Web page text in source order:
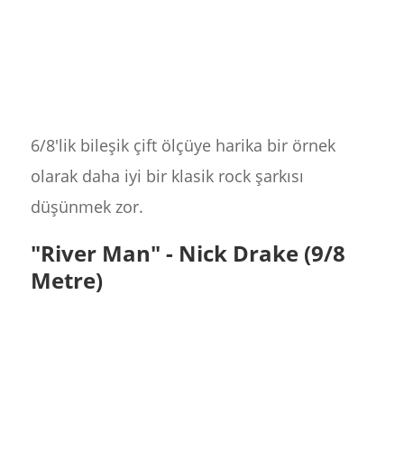
6/8'lik bileşik çift ölçüye harika bir örnek
olarak daha iyi bir klasik rock şarkısı
düşünmek zor.
"River Man" - Nick Drake (9/8
Metre)